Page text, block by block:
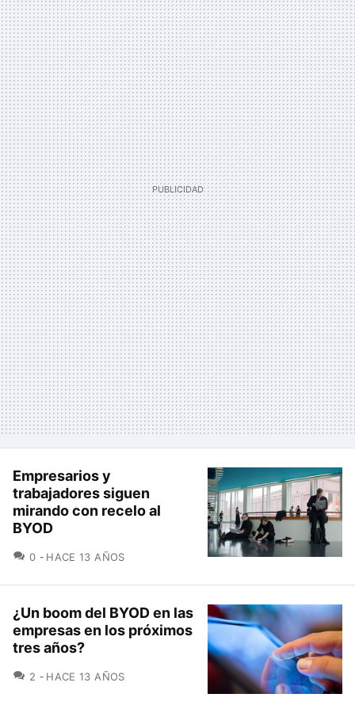
Empresarios y
trabajadores siguen
mirando con recelo al
BYOD
0 COMENTARIOS
HACE 13 AÑOS
¿Un boom del BYOD en las
empresas en los próximos
tres años?
2 COMENTARIOS
HACE 13 AÑOS